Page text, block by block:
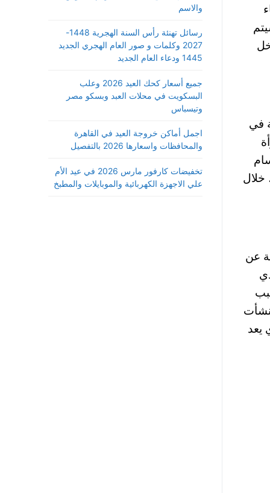
في
خلال
عن
يعد
والاسم
رسائل تهنئة رأس السنة الهجرية 1448-
2027 وكلمات و صور العام الهجري الجديد
1445 ودعاء العام الجديد
جميع أسعار كحك العيد 2026 وعلب
البسكويت في محلات العبد وبسكو مصر
وتيسباس
اجمل أماكن خروجة العيد في القاهرة
والمحافظات واسعارها 2026 بالتفصيل
تخفيضات كارفور مارس 2026 في عيد الأم
علي الاجهزة الكهربائية والموبايلات والمطبخ